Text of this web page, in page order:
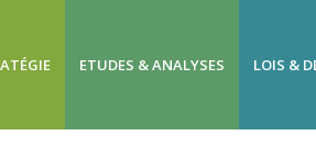
ETUDES & ANALYSES LOIS &